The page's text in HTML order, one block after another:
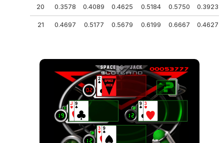
20 0.3578 0.4089 0.4625 0.5184 0.5750 0.3923
21 0.4697 0.5177 0.5679 0.6199 0.6667 0.4627